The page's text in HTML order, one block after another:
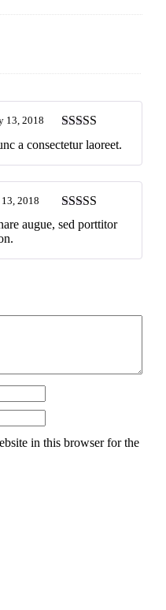
5out of 5
13, 2018
a consectetur laoreet.
5out of 5
2018
augue, sed porttitor
in this browser for the